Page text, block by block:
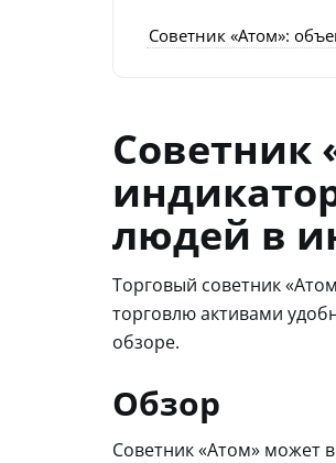
Советник «Атом»:
Советник
людей в
Торговый советник
торговлю активами
обзоре.
Обзор
Советник «Атом» может